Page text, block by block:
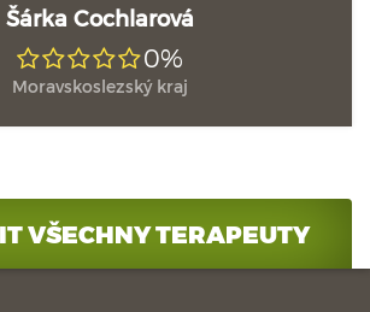
Šárka Cochlarová
0%
Moravskoslezský kraj
VŠECHNY TERAPEUTY